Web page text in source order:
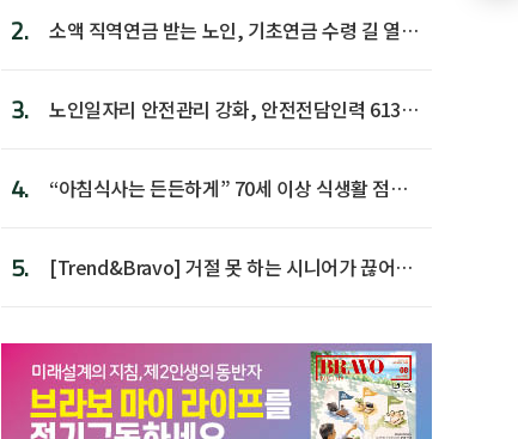
2.
소액 직역연금 받는 노인, 기초연금 수령 길 열린
3.
노인일자리 안전관리 강화, 안전전담인력 613명
4.
“아침식사는 든든하게” 70세 이상 식생활 점수
5.
[Trend&Bravo] 거절 못 하는 시니어가 끊어야